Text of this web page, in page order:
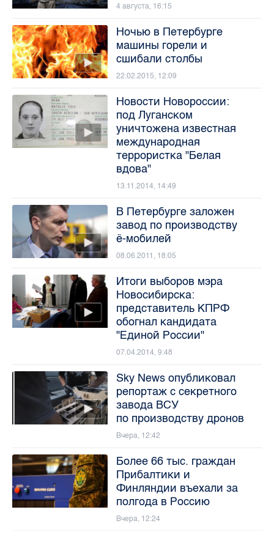
4 августа, 16:15
Ночью в Петербурге
машины горели и
сшибали столбы
22.02.2015, 12:09
Новости Новороссии:
под Луганском
уничтожена известная
международная
террористка "Белая
вдова"
13.11.2014, 14:49
В Петербурге заложен
завод по производству
ё-мобилей
08.06.2011, 18:05
Итоги выборов мэра
Новосибирска:
представитель КПРФ
обогнал кандидата
"Единой России"
07.04.2014, 9:48
Sky News опубликовал
репортаж с секретного
завода ВСУ
по производству дронов
Вчера, 12:42
Более 66 тыс. граждан
Прибалтики и
Финляндии въехали за
полгода в Россию
Вчера, 12:24